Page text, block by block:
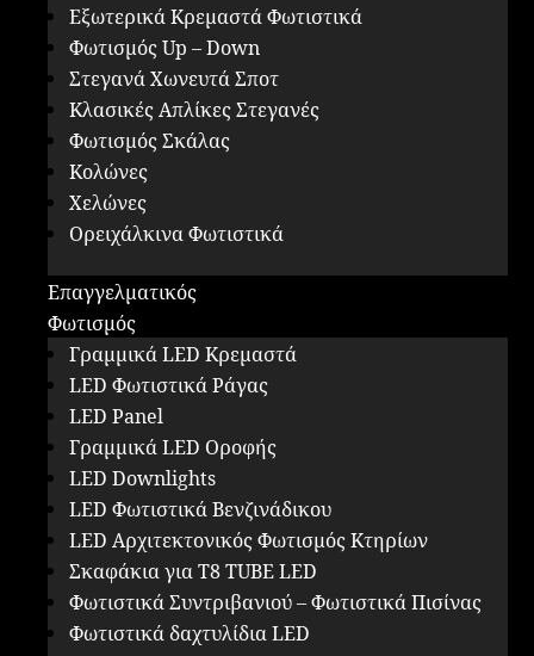
Εξωτερικά Κρεμαστά Φωτιστικά
Φωτισμός Up – Down
Στεγανά Χωνευτά Σποτ
Κλασικές Απλίκες Στεγανές
Φωτισμός Σκάλας
Κολώνες
Χελώνες
Ορειχάλκινα Φωτιστικά
Επαγγελματικός
Φωτισμός
Γραμμικά LED Κρεμαστά
LED Φωτιστικά Ράγας
LED Panel
Γραμμικά LED Οροφής
LED Downlights
LED Φωτιστικά Βενζινάδικου
LED Αρχιτεκτονικός Φωτισμός Κτηρίων
Σκαφάκια για Τ8 ΤUBE LED
Φωτιστικά Συντριβανιού – Φωτιστικά Πισίνας
Φωτιστικά δαχτυλίδια LED